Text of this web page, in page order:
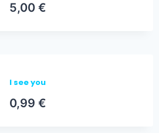
5,00 €
I see you
0,99 €